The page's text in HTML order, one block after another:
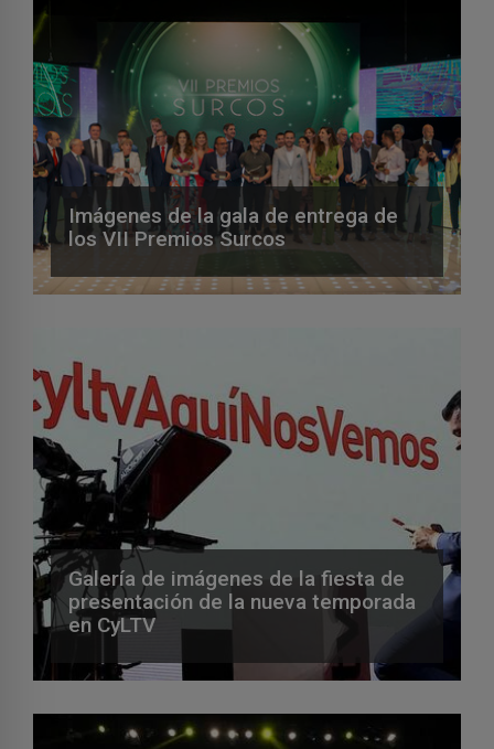
Imágenes de la gala de entrega de
los VII Premios Surcos
Galería de imágenes de la fiesta de
presentación de la nueva temporada
en CyLTV